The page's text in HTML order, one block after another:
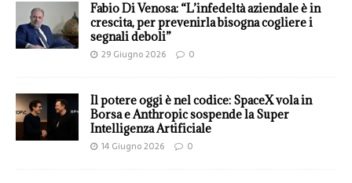
Fabio Di Venosa: “L’infedeltà aziendale è in
crescita, per prevenirla bisogna cogliere i
segnali deboli”
29 Giugno 2026 0
Il potere oggi è nel codice: SpaceX vola in
Borsa e Anthropic sospende la Super
Intelligenza Artificiale
14 Giugno 2026 0